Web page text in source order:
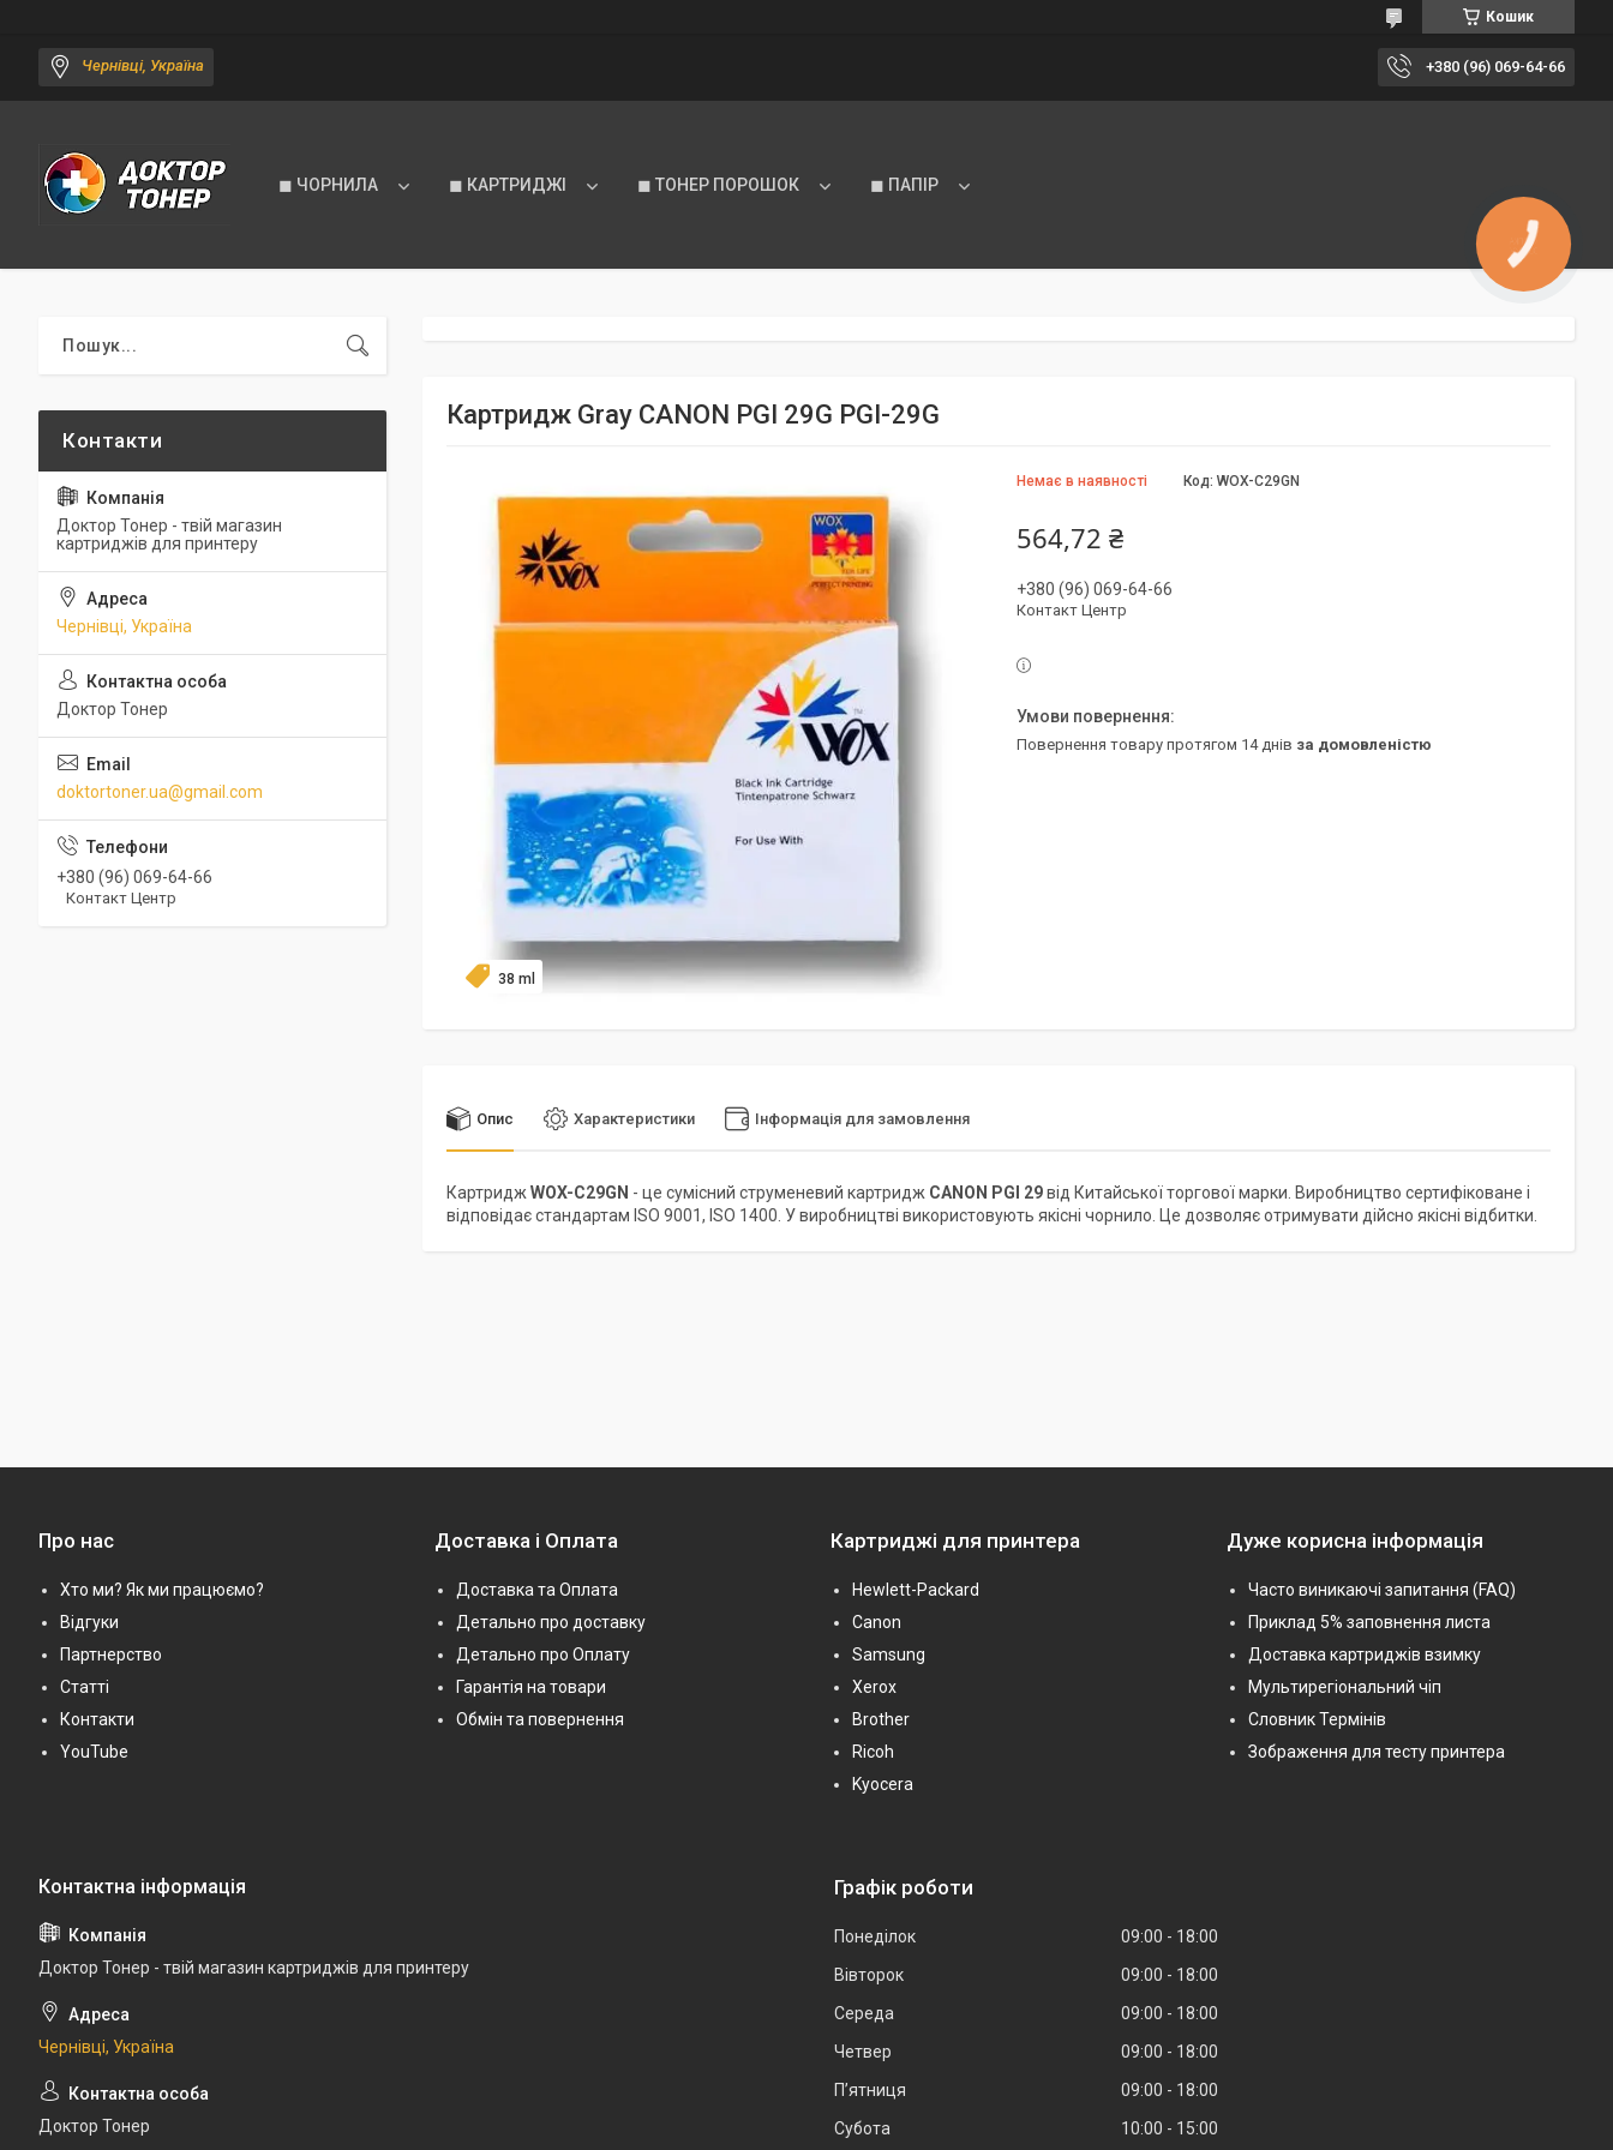
Кошик
Чернівці, Україна +380 (96) 069-64-66
◼ ЧОРНИЛА ◼ КАРТРИДЖІ ◼ ТОНЕР ПОРОШОК ◼ ПАПІР
Картридж Gray CANON PGI 29G PGI-29G
38 ml
Немає в наявності Код: WOX-C29GN
564,72 ₴
+380 (96) 069-64-66
Контакт Центр
повернення товару протягом 14 днів за домовленістю
Опис Характеристики Інформація для замовлення
Картридж WOX-C29GN - це сумісний струменевий картридж CANON PGI 29від Китайської торгової марки. Виробництво сертифіковане і
відповідає стандартам ISO 9001, ISO 1400. У виробництві використовують якісні чорнило. Це дозволяє отримувати дійсно якісні відбитки.
Доктор Тонер - твій магазин
картриджів для принтеру
Чернівці, Україна
Доктор Тонер
doktortoner.ua@gmail.com
+380 (96) 069-64-66
Контакт Центр
Про нас
Хто ми? Як ми працюємо?
Відгуки
Партнерство
Статті
Контакти
YouTube
Доставка і Оплата
Доставка та Оплата
Детально про доставку
Детально про Оплату
Гарантія на товари
Обмін та повернення
Картриджі для принтера
Hewlett-Packard
Canon
Samsung
Xerox
Brother
Ricoh
Kyocera
Дуже корисна інформація
Часто виникаючі запитання (FAQ)
Приклад 5% заповнення листа
Доставка картриджів взимку
Мультирегіональний чіп
Словник Термінів
Зображення для тесту принтера
Доктор Тонер - твій магазин картриджів для принтеру
Чернівці, Україна
Доктор Тонер
Графік роботи
Понеділок 09:00
18:00
Вівторок
09:00
18:00
Середа
09:00
18:00
Четвер
09:00
18:00
Пʼятниця
09:00
18:00
Субота
10:00 15:00
КНОПКА
ЗВ'ЯЗКУ